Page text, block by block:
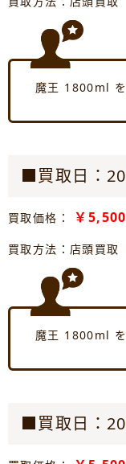
魔王 1800ml を
■買取日：
買取価格： ￥5,500
買取方法：店頭買取
魔王 1800ml を
■買取日：